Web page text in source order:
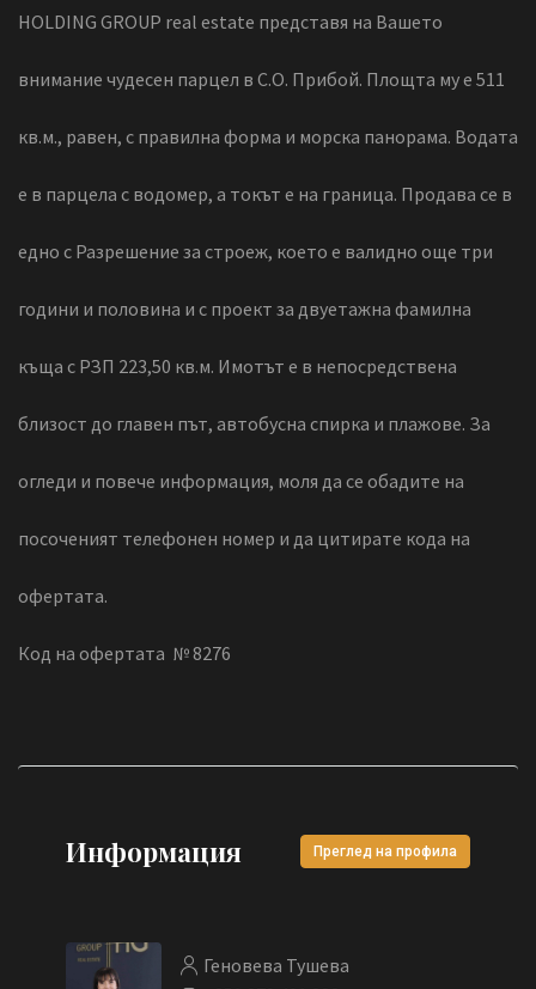
HOLDING GROUP real estate представя на Вашето
внимание чудесен парцел в С.О. Прибой. Площта му е 511
кв.м., равен, с правилна форма и морска панорама. Водата
е в парцела с водомер, а токът е на граница. Продава се в
едно с Разрешение за строеж, което е валидно още три
години и половина и с проект за двуетажна фамилна
къща с РЗП 223,50 кв.м. Имотът е в непосредствена
близост до главен път, автобусна спирка и плажове. За
огледи и повече информация, моля да се обадите на
посоченият телефонен номер и да цитирате кода на
офертата.
Код на офертата № 8276
Информация Преглед на профила
Геновева Тушева